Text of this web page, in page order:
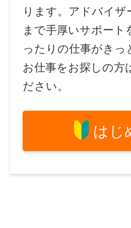
ります。アドバイ
まで手厚いサポー
ったりの仕事がき
お仕事をお探しの方
ださい。
はじ